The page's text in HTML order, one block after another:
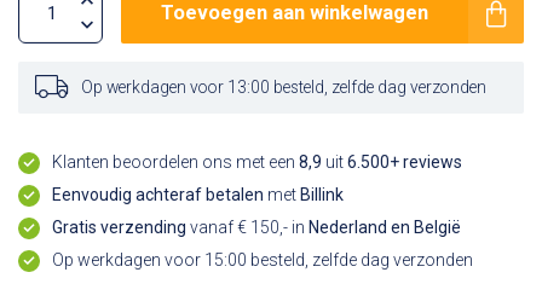
Toevoegen aan winkelwagen
Op werkdagen voor 13:00 besteld, zelfde dag verzonden
Klanten beoordelen ons met een 8,9 uit6.500+ reviews
Eenvoudig achteraf betalen met Billink
Gratis verzending vanaf € 150,- in Nederland en België
Op werkdagen voor 15:00 besteld, zelfde dag verzonden